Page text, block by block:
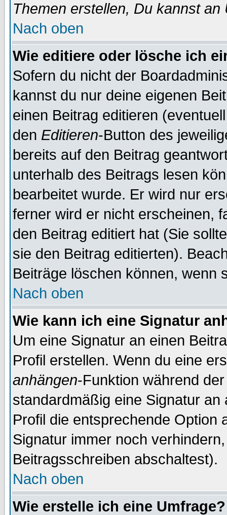
Themen erstellen, Du kannst
Nach oben
Wie editiere oder lösche ich
Sofern du nicht der
kannst du nur deine eigenen
einen Beitrag editieren
den Editieren-Button des
bereits auf den Beitrag
unterhalb des Beitrags lesen
bearbeitet wurde. Er wird nur
ferner wird er nicht erscheinen,
den Beitrag editiert hat (Sie
sie den Beitrag editierten).
Beiträge löschen können, wenn
Nach oben
Wie kann ich eine Signatur
Um eine Signatur an einen
Profil erstellen. Wenn du eine
anhängen-Funktion während
standardmäßig eine Signatur
Profil die entsprechende Option
Signatur immer noch
Beitragsschreiben abschaltest).
Nach oben
Wie erstelle ich eine Umfrage?